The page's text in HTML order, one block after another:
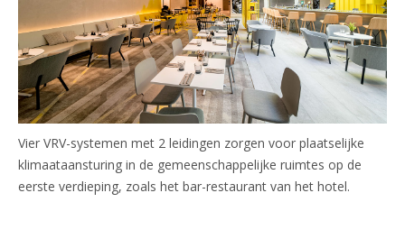
Vier VRV-systemen met 2 leidingen zorgen voor plaatselijke
klimaataansturing in de gemeenschappelijke ruimtes op de
eerste verdieping, zoals het bar-restaurant van het hotel.